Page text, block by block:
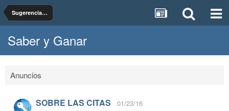
Sugerencias, dudas y pruebas del foro Saber y Ganar
Saber y Ganar
Anuncios
SOBRE LAS CITAS
01/23/16